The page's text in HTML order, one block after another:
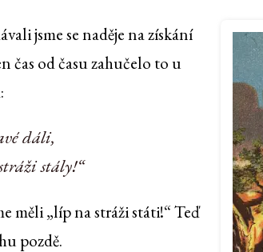
jsme se naděje na získání
čas od času zahučelo to u
dáli,
stály!“
měli „líp na stráži státi!“ Teď
pozdě.